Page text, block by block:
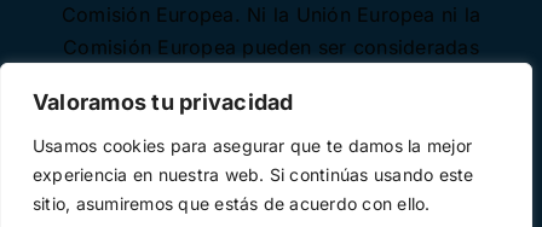
Valoramos tu privacidad
Usamos cookies para asegurar que te damos la mejor
experiencia en nuestra web. Si continúas usando este
sitio, asumiremos que estás de acuerdo con ello.
Comisión Europea. Ni la Unión Europea ni la
Comisión Europea pueden ser consideradas